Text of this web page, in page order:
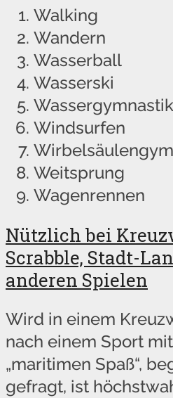
Walking
Wandern
Wasserball
Wasserski
Wassergymnastik
Windsurfen
Weitsprung
Wagenrennen
Nützlich bei
Scrabble, Stadt-
anderen Spielen
Wird in einem
nach einem Sport
„maritimen Spaß“,
gefragt, ist